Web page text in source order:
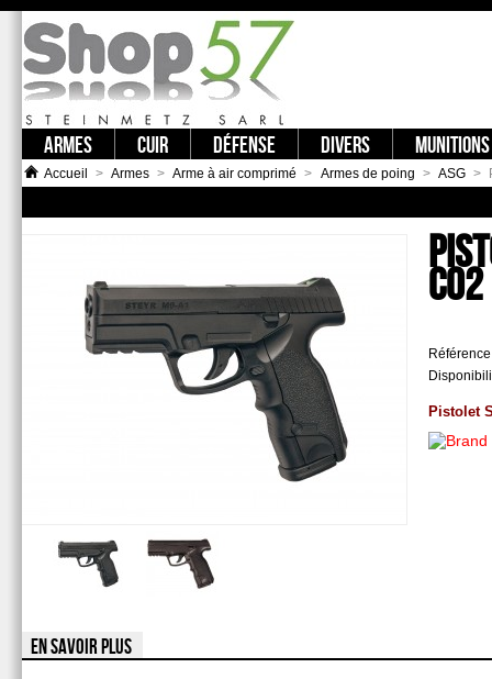
ARMES CUIR DÉFENSE DIVERS MUNITIONS
Accueil > Armes > Arme à air comprimé > Armes de poing > ASG >
Pistolet
EN SAVOIR PLUS